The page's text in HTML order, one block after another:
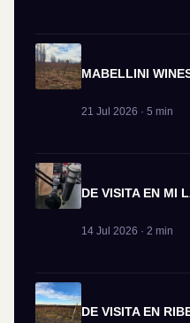
MABELLINI
21 Jul 2026 · 5 min
DE VISITA EN MI
14 Jul 2026 · 2 min
DE VISITA EN